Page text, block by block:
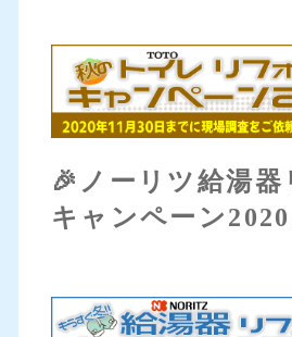
🎉ノーリツ給湯器
キャンペーン